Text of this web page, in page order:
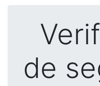
de